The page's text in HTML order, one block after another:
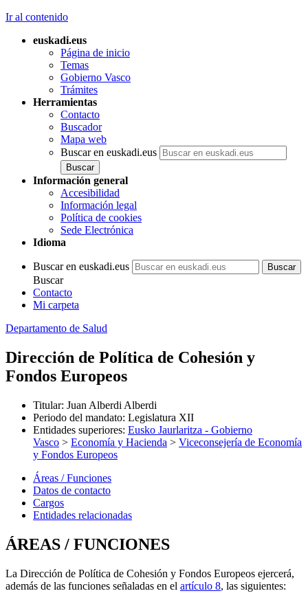
Ir al contenido
euskadi.eus
Página de inicio
Temas
Gobierno Vasco
Trámites
Herramientas
Contacto
Buscador
Mapa web
Buscar en euskadi.eus
Información general
Accesibilidad
Información legal
Política de cookies
Sede Electrónica
Idioma
Buscar en euskadi.eus
Buscar
Contacto
Mi carpeta
Departamento de Salud
Dirección de Política de Cohesión y
Fondos Europeos
Titular: Juan Alberdi Alberdi
Periodo del mandato: Legislatura XII
Entidades superiores: Eusko Jaurlaritza - Gobierno
Vasco > Economía y Hacienda > Viceconsejería de Economía
y Fondos Europeos
Áreas / Funciones
Datos de contacto
Cargos
Entidades relacionadas
ÁREAS / FUNCIONES
La Dirección de Política de Cohesión y Fondos Europeos ejercerá,
además de las funciones señaladas en el artículo 8, las siguientes: